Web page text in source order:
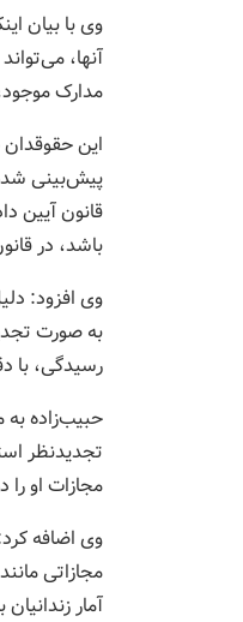
آنها،
مدارک
این حقوقدان
پیش‌بینی
قانون آیین
باشد، در
وی افزود:
رسیدگی، با
تجدیدنظر
مجازات او
وی اضافه
مجازاتی
آمار